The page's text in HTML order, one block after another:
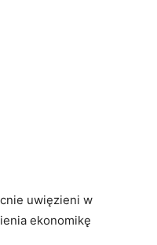
uwięzieni w
ekonomikę